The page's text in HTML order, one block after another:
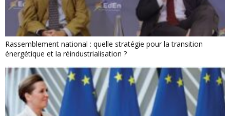
Rassemblement national : quelle stratégie pour la transition
énergétique et la réindustrialisation ?